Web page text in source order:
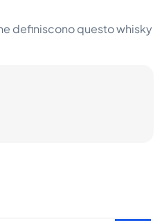
definiscono questo whisky